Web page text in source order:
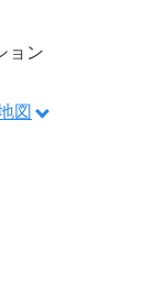
ョン
図